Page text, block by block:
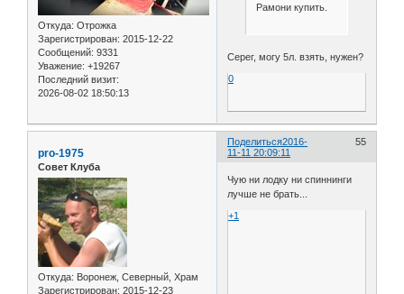
Откуда: Отрожка
Зарегистрирован: 2015-12-22
Сообщений: 9331
Уважение: +19267
Последний визит:
2026-08-02 18:50:13
Рамони купить.
Серег, могу 5л. взять, нужен?
0
Поделиться 55
2016-
11-11 20:09:11
pro-1975
Совет Клуба
Откуда: Воронеж, Северный, Храм
Зарегистрирован: 2015-12-23
Чую ни лодку ни спиннинги
лучше не брать...
+1